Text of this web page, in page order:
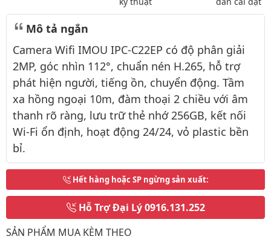
Mô tả ngắn
Camera Wifi IMOU IPC-C22EP có độ phân giải
2MP, góc nhìn 112°, chuẩn nén H.265, hỗ trợ
phát hiện người, tiếng ồn, chuyển động. Tầm
xa hồng ngoại 10m, đàm thoại 2 chiều với âm
thanh rõ ràng, lưu trữ thẻ nhớ 256GB, kết nối
Wi-Fi ổn định, hoạt động 24/24, vỏ plastic bền
bỉ.
Hết hàng hoặc SP ngừng sản xuất:
Hỗ Trợ Đại Lý0916.131.252
SẢN PHẨM MUA KÈM THEO